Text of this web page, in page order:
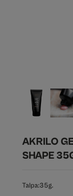
AKRILO
SHAPE
Talpa:35g.